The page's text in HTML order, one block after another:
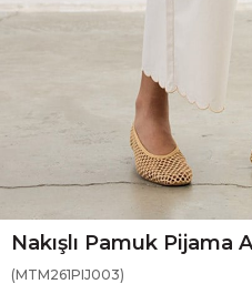
Nakışlı Pamuk Pijama
(MTM261PIJ003)